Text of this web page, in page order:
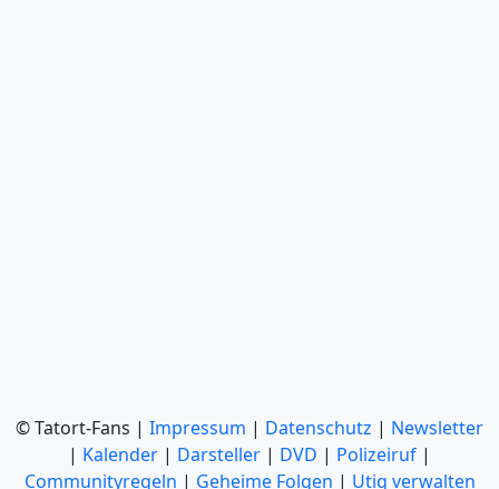
© Tatort-Fans | Impressum | Datenschutz | Newsletter
| Kalender | Darsteller | DVD | Polizeiruf |
Communityregeln | Geheime Folgen | Utiq verwalten